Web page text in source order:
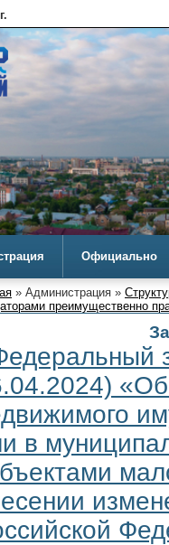
Официально
» Администрация »
преимущественно
в